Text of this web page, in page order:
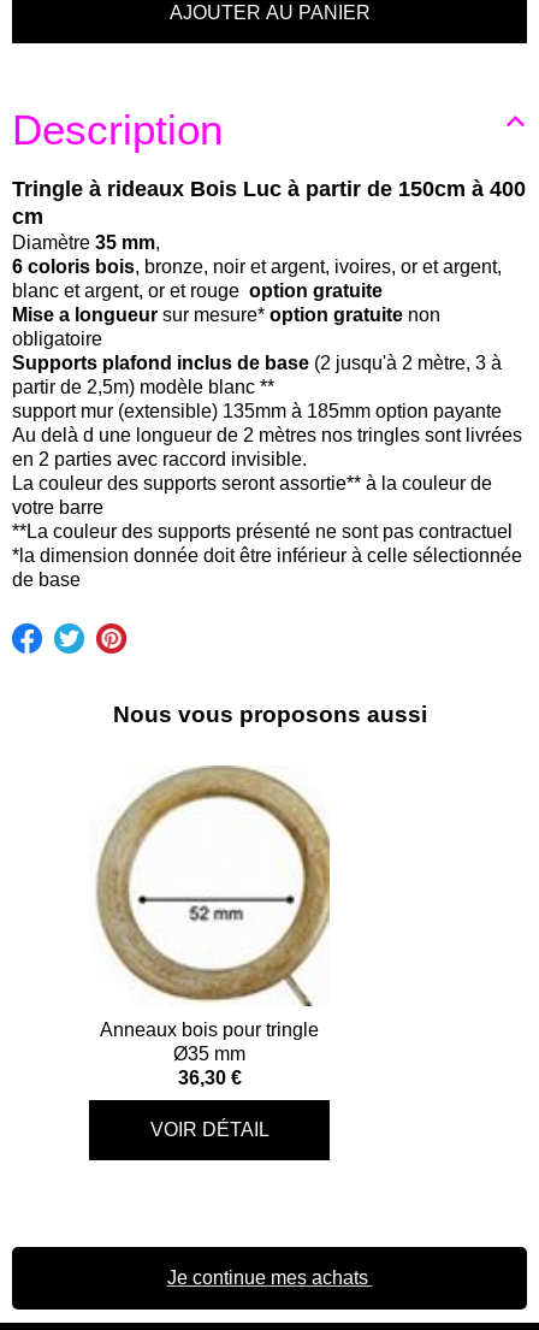
Description
Tringle à rideaux Bois Luc à partir de 150cm à 400
cm
Diamètre 35 mm,
6 coloris bois, bronze, noir et argent, ivoires, or et argent,
blanc et argent, or et rouge option gratuite
Mise a longueur sur mesure* option gratuite non
obligatoire
Supports plafond inclus de base (2 jusqu'à 2 mètre, 3 à
partir de 2,5m) modèle blanc **
support mur (extensible) 135mm à 185mm option payante
Au delà d une longueur de 2 mètres nos tringles sont livrées
en 2 parties avec raccord invisible.
La couleur des supports seront assortie** à la couleur de
votre barre
**La couleur des supports présenté ne sont pas contractuel
*la dimension donnée doit être inférieur à celle sélectionnée
de base
Nous vous proposons aussi
Anneaux bois pour tringle
Ø35 mm
36,30 €
Je continue mes achats